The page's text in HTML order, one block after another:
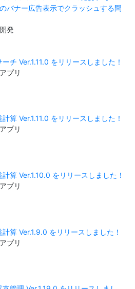
バナー広告表示でクラッシュする問
発
チ Ver.1.11.0 をリリースしました！
プリ
算 Ver.1.11.0 をリリースしました！
プリ
算 Ver.1.10.0 をリリースしました！
プリ
算 Ver.1.9.0 をリリースしました！
プリ